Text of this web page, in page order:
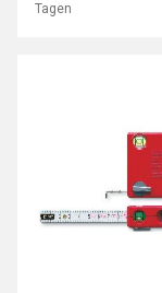
Tagen